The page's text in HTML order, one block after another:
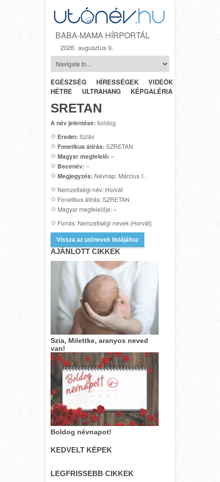
BABA-MAMA HÍRPORTÁL
2026. augusztus 9.
EGÉSZSÉG HÍRESSÉGEK VIDEÓK
HÉTRŐL-
HÉTRE
ULTRAHANG KÉPGALÉRIA
SRETAN
A név jelentése: boldog
Eredet: Szláv
Fonetikus átírás: SZRETAN
Magyar megfelelő: –
Becenév: –
Megjegyzés: Névnap: Március 1.
Nemzetiségi név: Horvát
Fonetikus átírás: SZRETAN
Magyar megfelelője: –
Forrás: Nemzetiségi nevek (Horvát)
Vissza az utónevek listájához
AJÁNLOTT CIKKEK
Szia, Milettke, aranyos neved
van!
Boldog névnapot!
KEDVELT KÉPEK
LEGFRISSEBB CIKKEK